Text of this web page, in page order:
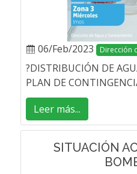
06/Feb/2023 Dirección
?DISTRIBUCIÓN DE
PLAN DE
Leer más...
SITUACIÓN